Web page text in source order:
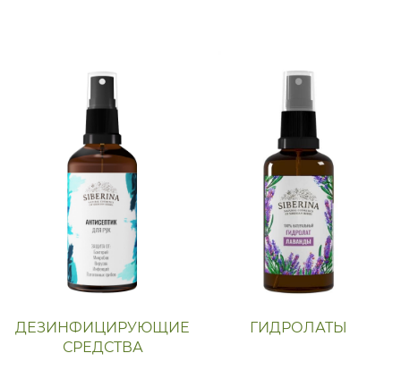
ДЕЗИНФИЦИРУЮЩИЕ
СРЕДСТВА
ГИДРОЛАТЫ